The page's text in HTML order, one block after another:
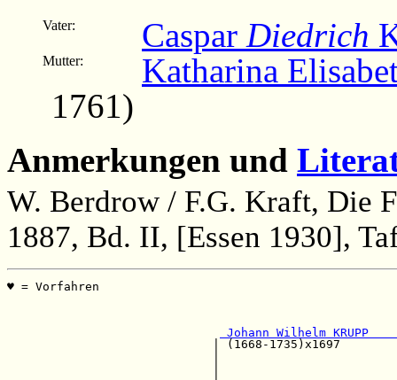
Vater: Caspar Diedrich
Mutter:
Katharina
1761)
Anmerkungen und
W. Berdrow / F.G. Kraft, Die
1887, Bd. II, [Essen 1930],
♥ =
Johann Wilhelm
|